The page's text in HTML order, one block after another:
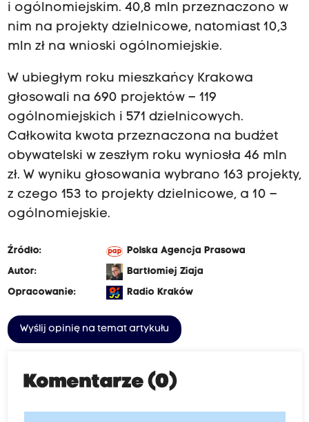
i ogólnomiejskim. 40,8 mln przeznaczono w
nim na projekty dzielnicowe, natomiast 10,3
mln zł na wnioski ogólnomiejskie.
W ubiegłym roku mieszkańcy Krakowa
głosowali na 690 projektów – 119
ogólnomiejskich i 571 dzielnicowych.
Całkowita kwota przeznaczona na budżet
obywatelski w zeszłym roku wyniosła 46 mln
zł. W wyniku głosowania wybrano 163 projekty,
z czego 153 to projekty dzielnicowe, a 10 –
ogólnomiejskie.
Źródło:
Polska Agencja Prasowa
Autor:
Bartłomiej Ziaja
Opracowanie:
Radio Kraków
Wyślij opinię na temat artykułu
Komentarze (0)